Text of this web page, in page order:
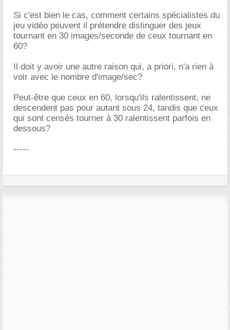
Si c'est bien le cas, comment certains spécialistes du
jeu vidéo peuvent il prétendre distinguer des jeux
tournant en 30 images/seconde de ceux tournant en
60?
Il doit y avoir une autre raison qui, a priori, n'a rien à
voir avec le nombre d'image/sec?
Peut-être que ceux en 60, lorsqu'ils ralentissent, ne
descendent pas pour autant sous 24, tandis que ceux
qui sont censés tourner à 30 ralentissent parfois en
dessous?
-----